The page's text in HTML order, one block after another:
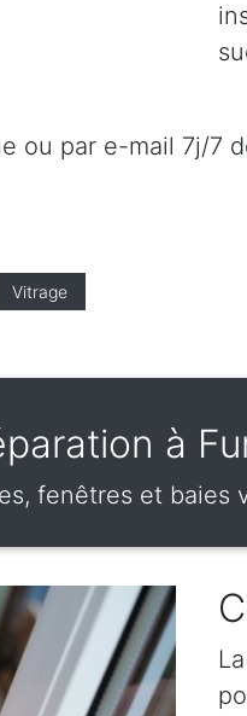
ou par e-mail 7j/7
Vitrage
à
fenêtres et baies
La